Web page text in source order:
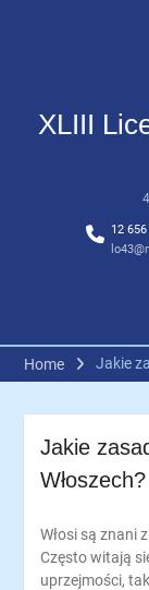
XLIII
12
Home Jakie
Jakie
Włoszech?
Włosi są znani
Często witają
uprzejmości,